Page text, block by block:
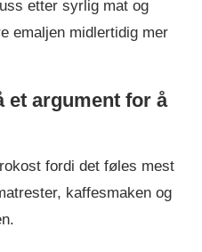
etter syrlig mat og
emaljen midlertidig mer
et argument for å
fordi det føles mest
kaffesmaken og